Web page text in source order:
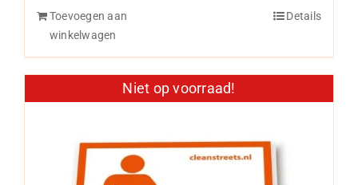
Toevoegen aan
winkelwagen
Details
Niet op voorraad!